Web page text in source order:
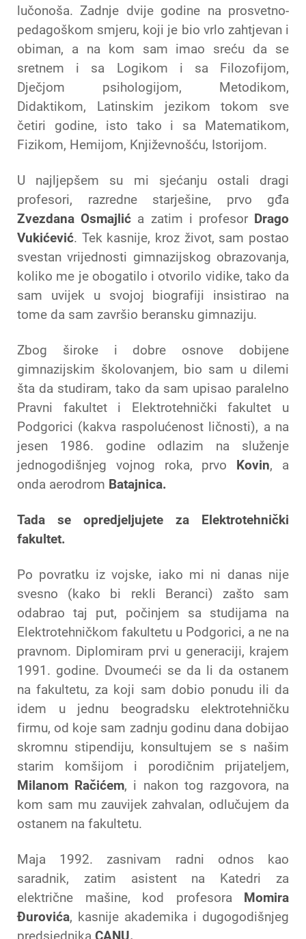
lučonoša. Zadnje dvije godine na prosvetno-
pedagoškom smjeru, koji je bio vrlo zahtjevan i
obiman, a na kom sam imao sreću da se
sretnem i sa Logikom i sa Filozofijom,
Dječjom psihologijom, Metodikom,
Didaktikom, Latinskim jezikom tokom sve
četiri godine, isto tako i sa Matematikom,
Fizikom, Hemijom, Književnošću, Istorijom.
U najljepšem su mi sjećanju ostali dragi
profesori, razredne starješine, prvo gđa
Zvezdana Osmajlić a zatim i profesor Drago
Vukićević. Tek kasnije, kroz život, sam postao
svestan vrijednosti gimnazijskog obrazovanja,
koliko me je obogatilo i otvorilo vidike, tako da
sam uvijek u svojoj biografiji insistirao na
tome da sam završio beransku gimnaziju.
Zbog široke i dobre osnove dobijene
gimnazijskim školovanjem, bio sam u dilemi
šta da studiram, tako da sam upisao paralelno
Pravni fakultet i Elektrotehnički fakultet u
Podgorici (kakva raspolućenost ličnosti), a na
jesen 1986. godine odlazim na služenje
jednogodišnjeg vojnog roka, prvo Kovin, a
onda aerodrom Batajnica.
Tada se opredjeljujete za Elektrotehnički
fakultet.
Po povratku iz vojske, iako mi ni danas nije
svesno (kako bi rekli Beranci) zašto sam
odabrao taj put, počinjem sa studijama na
Elektrotehničkom fakultetu u Podgorici, a ne na
pravnom. Diplomiram prvi u generaciji, krajem
1991. godine. Dvoumeći se da li da ostanem
na fakultetu, za koji sam dobio ponudu ili da
idem u jednu beogradsku elektrotehničku
firmu, od koje sam zadnju godinu dana dobijao
skromnu stipendiju, konsultujem se s našim
starim komšijom i porodičnim prijateljem,
Milanom Račićem, i nakon tog razgovora, na
kom sam mu zauvijek zahvalan, odlučujem da
ostanem na fakultetu.
Maja 1992. zasnivam radni odnos kao
saradnik, zatim asistent na Katedri za
električne mašine, kod profesora Momira
Đurovića, kasnije akademika i dugogodišnjeg
predsjednika CANU.